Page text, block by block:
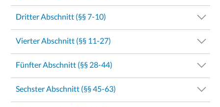
Dritter Abschnitt (§§ 7-10)
Vierter Abschnitt (§§ 11-27)
Fünfter Abschnitt (§§ 28-44)
Sechster Abschnitt (§§ 45-63)